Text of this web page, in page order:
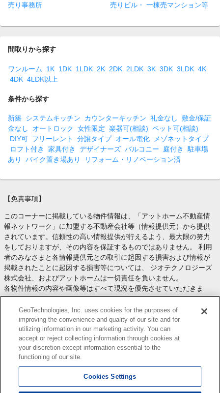
売り事務所 売りビル・ 一棟売マンション等
間取りから探す
ワンルーム 1K 1DK 1LDK 2K 2DK 2LDK 3K 3DK 3LDK 4K
4DK 4LDK以上
条件から探す
新築 システムキッチン カウンターキッチン 礼金なし
敷金/保証
金なし
オートロック 女性限定 楽器可(相談) ペット可(相談)
DIY可 フリーレント 分譲タイプ オール電化
メゾネットタイプ
ロフト付き
家具付き デザイナーズ バルコニー 庭付き
駐車場
あり
バイク置き場あり リフォーム・リノベーション済
【免責事項】
このコーナーに掲載している物件情報は、「アットホーム不動産情
報ネットワーク」に加盟する不動産会社等（情報提供元）から提供
されています。信頼性の高い情報提供が行えるよう、最大限の努力
をしておりますが、その内容を保証するものではありません。 利用
者のみなさまと各情報提供元との取引に起因する損害および情報が
掲載されたことに起因する損害等については、 ジオテクノロジーズ
株式会社、およびアットホームは一切責任を負いません。
各物件情報の内容や画像等はすべて現況を優先させていただきま
す。
お取引等（お取引の準備、資金調達等を含みます）の際には、内容
や契約条件等について、 各情報提供元より十分な説明を受け、ご自
身でご確認の上、判断してください。
このコーナーへの物件情報のご掲載、その他不動産業務ソリューシ
ョン等についての不動産会社様のお問合せはこちら
します。
GeoTechnologies, Inc. uses cookies for the purposes of
improving the convenience and quality of our site and for
utilizing information in our marketing activity. You can
accept or reject collecting information through cookies at
your discretion except information essential to the
functioning of our site.
Cookies Settings